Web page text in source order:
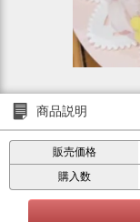
商品説明
販売価格
購入数